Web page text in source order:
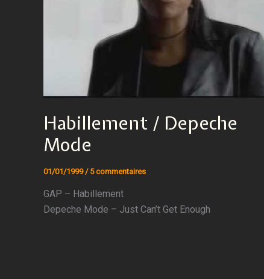
Habillement / Depeche
Mode
01/01/1999 / 5 commentaires
GAP – Habillement
Depeche Mode – Just Can’t Get Enough